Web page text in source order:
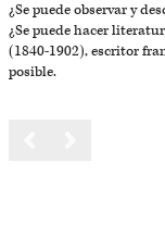
¿Se puede observar y
¿Se puede hacer
(1840-1902), escritor
posible.